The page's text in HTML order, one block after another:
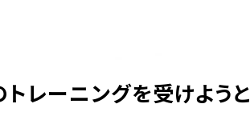
レーニングを受けようと